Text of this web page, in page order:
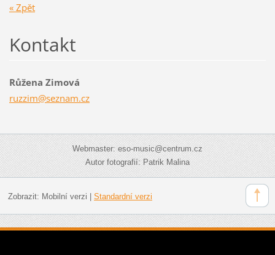
« Zpět
Kontakt
Růžena Zimová
ruzzim@seznam.cz
Webmaster: eso-music@centrum.cz
Autor fotografií: Patrik Malina
Zobrazit: Mobilní verzi Standardní verzi